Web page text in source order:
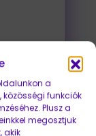
a
funkciók
Plusz a
megosztjuk
akik
veled